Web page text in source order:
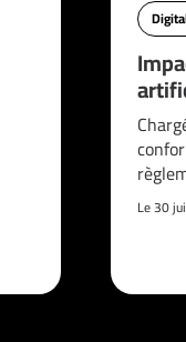
Le 30